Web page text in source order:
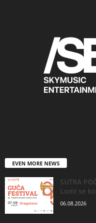
EVEN MORE NEWS
SUTRA
Lomi se
06.08.2026